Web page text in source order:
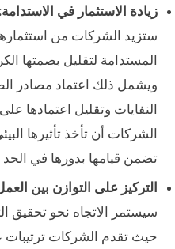
زيادة الاستثمار في الاستدامة:
ستزيد الشركات من
المستدامة لتقليل بصمتها
ويشمل ذلك اعتماد مصادر
النفايات وتقليل اعتمادها
الشركات أن تأخذ تأثيرها
تضمن قيامها بدورها في الحد
التركيز على التوازن بين
سيستمر الاتجاه نحو تحقيق
حيث تقدم الشركات ترتيبات